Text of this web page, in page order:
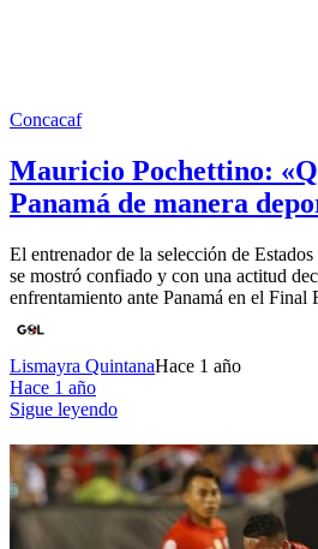
Concacaf
Mauricio Pochettino:
Panamá de manera
El entrenador de la selección de
se mostró confiado y con una actitud
enfrentamiento ante Panamá en el Final
Lismayra QuintanaHace 1 año
Hace 1 año
Sigue leyendo